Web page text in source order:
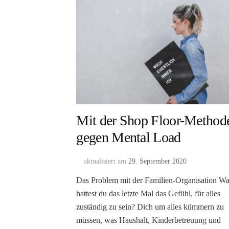
Mit der Shop Floor-
gegen Mental Load
aktualisiert am 29. September 2020
Das Problem mit der Familien-Organisation
hattest du das letzte Mal das Gefühl, für alles
zuständig zu sein? Dich um alles kümmern zu
müssen, was Haushalt, Kinderbetreuung und